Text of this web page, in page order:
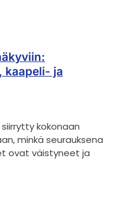
kaapeli- ja
kokonaan
minkä seurauksena
ovat väistyneet ja